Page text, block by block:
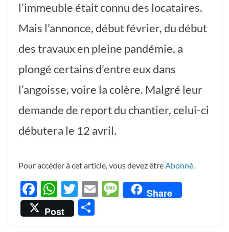
l’immeuble était connu des locataires.
Mais l’annonce, début février, du début
des travaux en pleine pandémie, a
plongé certains d’entre eux dans
l’angoisse, voire la colère. Malgré leur
demande de report du chantier, celui-ci
débutera le 12 avril.
Pour accéder à cet article, vous devez être Abonné
F
ac
e
W
h
at
T
w
itt
E
M
es
Share
Post